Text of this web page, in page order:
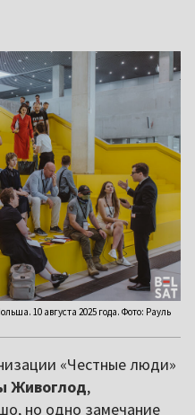
10 августа 2025 года. Фото: Рауль
«Честные люди»
Живоглод,
но одно замечание